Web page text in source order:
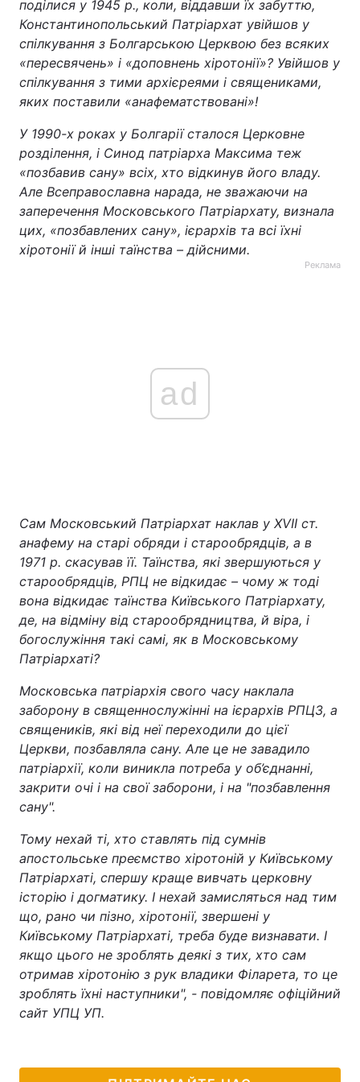
поділися у 1945 р., коли, віддавши їх забуттю,
Константинопольський Патріархат увійшов у
спілкування з Болгарською Церквою без всяких
«пересвячень» і «доповнень хіротонії»? Увійшов у
спілкування з тими архієреями і священиками,
яких поставили «анафематствовані»!
У 1990-х роках у Болгарії сталося Церковне
розділення, і Синод патріарха Максима теж
«позбавив сану» всіх, хто відкинув його владу.
Але Всеправославна нарада, не зважаючи на
заперечення Московського Патріархату, визнала
цих, «позбавлених сану», ієрархів та всі їхні
хіротонії й інші таїнства – дійсними.
Реклама
ad
Сам Московський Патріархат наклав у XVII ст.
анафему на старі обряди і старообрядців, а в
1971 р. скасував її. Таїнства, які звершуються у
старообрядців, РПЦ не відкидає – чому ж тоді
вона відкидає таїнства Київського Патріархату,
де, на відміну від старообрядництва, й віра, і
богослужіння такі самі, як в Московському
Патріархаті?
Московська патріархія свого часу наклала
заборону в священнослужінні на ієрархів РПЦЗ, а
священиків, які від неї переходили до цієї
Церкви, позбавляла сану. Але це не завадило
патріархії, коли виникла потреба у об’єднанні,
закрити очі і на свої заборони, і на "позбавлення
сану".
Тому нехай ті, хто ставлять під сумнів
апостольське преємство хіротоній у Київському
Патріархаті, спершу краще вивчать церковну
історію і догматику. І нехай замисляться над тим
що, рано чи пізно, хіротонії, звершені у
Київському Патріархаті, треба буде визнавати. І
якщо цього не зроблять деякі з тих, хто сам
отримав хіротонію з рук владики Філарета, то це
зроблять їхні наступники", - повідомляє офіційний
сайт УПЦ УП.